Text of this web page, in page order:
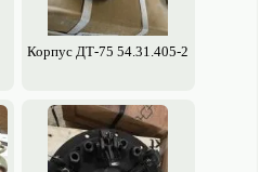
Корпус ДТ-75 54.31.405-2